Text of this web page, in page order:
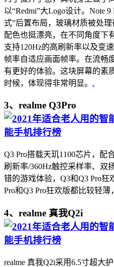
以“Redmi”大Logo设计。Note
式”后置布局，玻璃材质被处
配色也挺漂亮，在不同角度下
支持120Hz的高刷新率以及变
帧率自适应画面帧率。在流畅
有更好的体验。这块屏幕的素
时候，体现得非常明显。 .
3、realme Q3Pro
Q3 Pro搭载天玑1100芯片，配
刷新率/360Hz触控采样率、双
错的游戏体验，Q3和Q3 Pro
Pro和Q3 Pro狂欢版都比较轻薄
4、realme 真我Q2i
realme 真我Q2i采用6.5寸超大